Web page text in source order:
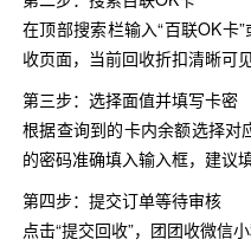
在顶部搜索栏输入“百联OK卡
收页面，当前回收折扣清晰可见
第三步：选择面值并填写卡密
根据查询到的卡内余额选择对
的密码准确填入输入框，建议
第四步：提交订单等待审核
点击“提交回收”，团团收微信